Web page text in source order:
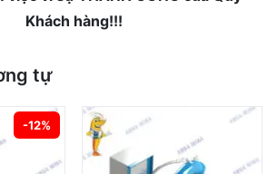
Khách hàng!!!
tự
-12%